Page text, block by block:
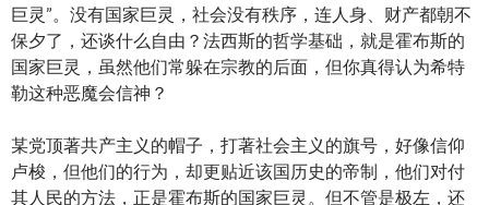
巨灵”。没有国家巨灵，社会没有秩序，连人身、财产都朝不
保夕了，还谈什么自由？法西斯的哲学基础，就是霍布斯的
国家巨灵，虽然他们常躲在宗教的后面，但你真得认为希特
勒这种恶魔会信神？
某党顶著共产主义的帽子，打著社会主义的旗号，好像信仰
卢梭，但他们的行为，却更贴近该国历史的帝制，他们对付
其人民的方法，正是霍布斯的国家巨灵。但不管是极左，还